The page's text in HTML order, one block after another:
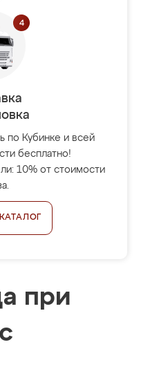
по Кубинке и всей
бесплатно!
10% от стоимости
при